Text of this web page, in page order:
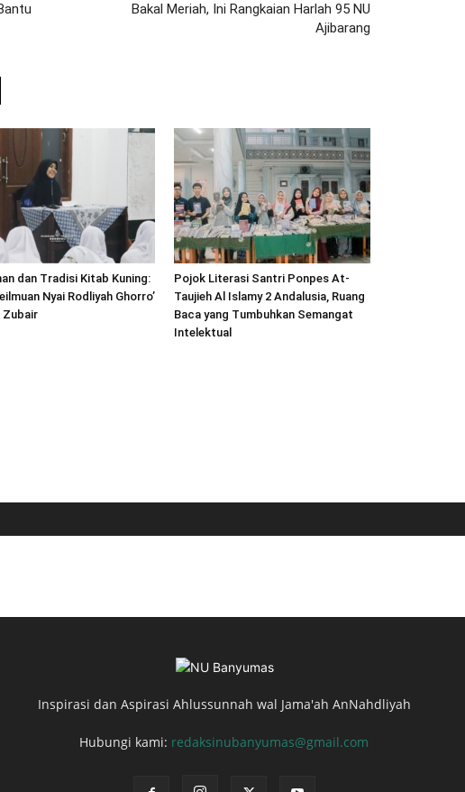
Bakal Meriah, Ini Rangkaian Harlah 95 NU
Ajibarang
dan Tradisi Kitab Kuning:
Nyai Rodliyah Ghorro’
Zubair
Pojok Literasi Santri Ponpes At-
Taujieh Al Islamy 2 Andalusia, Ruang
Baca yang Tumbuhkan Semangat
Intelektual
Inspirasi dan Aspirasi Ahlussunnah wal Jama'ah AnNahdliyah
Hubungi kami: redaksinubanyumas@gmail.com